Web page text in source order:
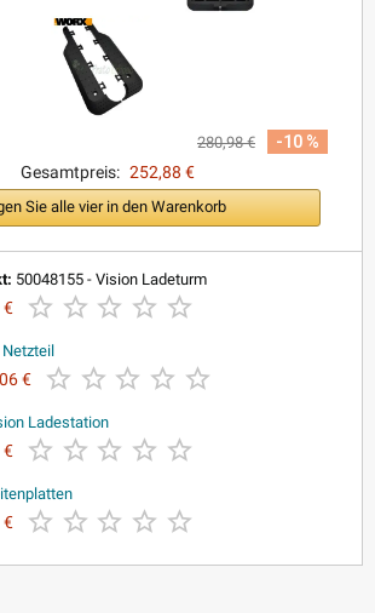
280,98 €
-10 %
Gesamtpreis: 252,88 €
Sie alle vier in den Warenkorb
50048155 - Vision Ladeturm
€     
Netzteil
€     
Ladestation
€     
€     